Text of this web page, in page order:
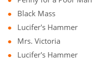
Black Mass
Lucifer's Hammer
Mrs. Victoria
Lucifer's Hammer